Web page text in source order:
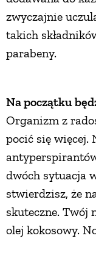
zwyczajnie
takich
parabeny.
Na początku
Organizm z
pocić się więcej.
dwóch sytuacja
stwierdzisz, że
skuteczne. Twój
olej kokosowy.